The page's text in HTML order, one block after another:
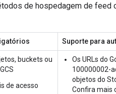
de hospedagem de
Suporte para
buckets ou
de acesso
Os URLs do
100000002-
objetos do
Confira mais